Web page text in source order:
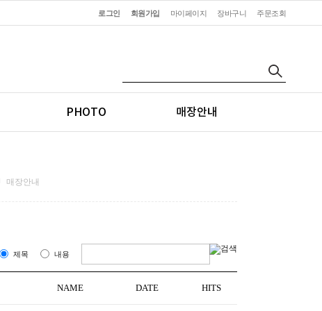
로그인 회원가입 마이페이지 장바구니 주문조회
PHOTO 매장안내
매장안내
제목 내용
NAME DATE HITS